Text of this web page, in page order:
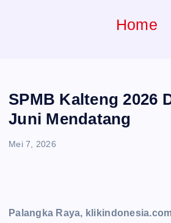
Home
SPMB Kalteng 2026
Juni Mendatang
Mei 7, 2026
Palangka Raya,